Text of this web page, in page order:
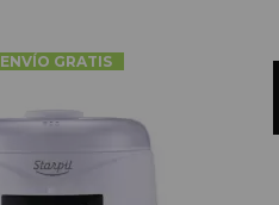
ENVÍO GRATIS